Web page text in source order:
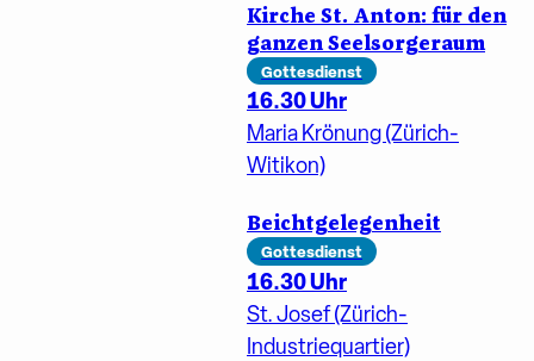
Kirche St. Anton: für den
ganzen Seelsorgeraum
Gottesdienst
16.30 Uhr
Maria Krönung (Zürich-
Witikon)
Beichtgelegenheit
Gottesdienst
16.30 Uhr
St. Josef (Zürich-
Industriequartier)